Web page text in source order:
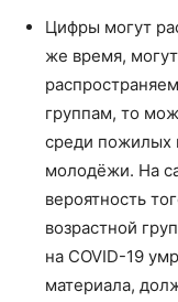
Цифры могут
же время,
группам, то
среди пожилых
молодёжи. На
вероятность
возрастной
на COVID-19
материала,